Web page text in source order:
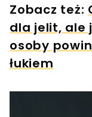
Zobacz też:
dla jelit, ale
osoby
łukiem